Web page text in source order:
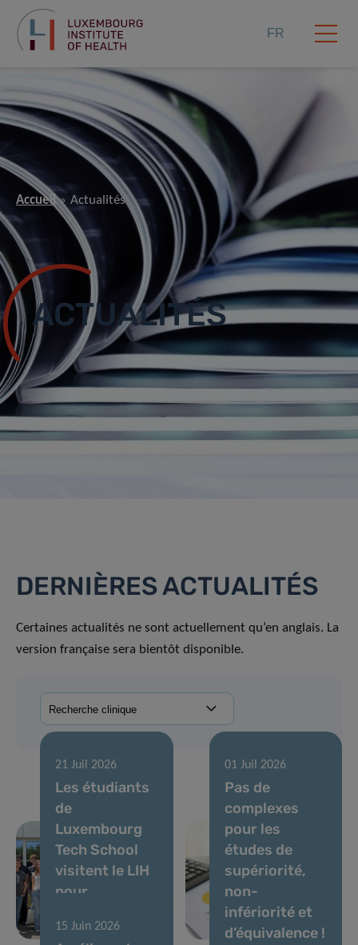
FR
Accueil Actualités
ACTUALITÉS
DERNIÈRES ACTUALITÉS
Certaines actualités ne sont actuellement qu’en anglais. La
version française sera bientôt disponible.
21 Juil 2026
Les étudiants
de
Luxembourg
Tech School
visitent le LIH
pour
en santé
01 Juil 2026
Pas de
complexes
pour les
études de
supériorité,
non-
infériorité et
d’équivalence !
15 Juin 2026